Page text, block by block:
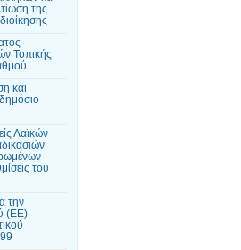
της
Τοπικής
και
Λαϊκών
του
την
(ΕΕ)